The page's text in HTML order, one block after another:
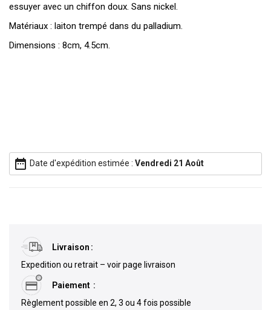
essuyer avec un chiffon doux. Sans nickel.
Matériaux : laiton trempé dans du palladium.
Dimensions : 8cm, 4.5cm.
date_range Date d'expédition estimée : Vendredi 21 Août
Livraison
Expedition ou retrait – voir page livraison
Paiement
Règlement possible en 2, 3 ou 4 fois possible